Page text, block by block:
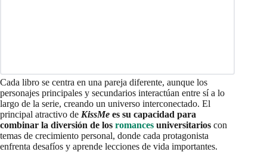
Cada libro se centra en una pareja diferente, aunque los
personajes principales y secundarios interactúan entre sí a lo
largo de la serie, creando un universo interconectado. El
principal atractivo de KissMe es su capacidad para
combinar la diversión de los romances universitarios con
temas de crecimiento personal, donde cada protagonista
enfrenta desafíos y aprende lecciones de vida importantes.